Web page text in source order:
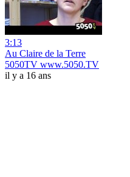
3:13
Au Claire de la Terre
5050TV www.5050.TV
il y a 16 ans